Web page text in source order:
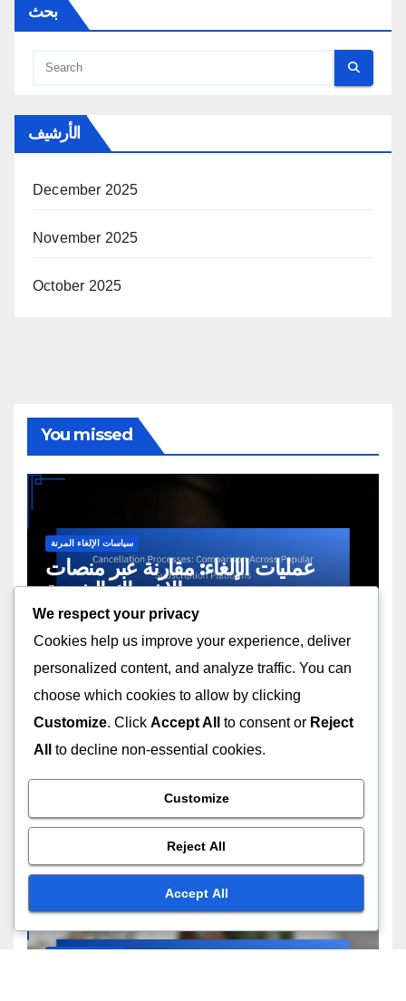
بحث
الأرشيف
December 2025
November 2025
October 2025
You missed
سياسات الإلغاء المرنة
عمليات الإلغاء: مقارنة عبر منصات
الاشتراك الشعبية
02/12/2025 LAYLA NOUR
خطط اشتراك اقتصادية التكلفة
العضويات الممتازة مقابل الأساسية:
تحليل التكلفة والفائدة والميزات
02/12/2025 LAYLA NOUR
We respect your privacy
Cookies help us improve your experience, deliver
personalized content, and analyze traffic. You can
choose which cookies to allow by clicking
Customize. Click Accept All to consent or Reject
All
to decline non-essential cookies.
Customize
Reject All
Accept All